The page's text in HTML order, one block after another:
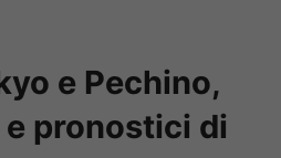
e Pechino,
pronostici di